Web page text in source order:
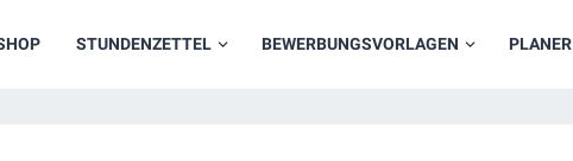
STUNDENZETTEL BEWERBUNGSVORLAGEN PLANER